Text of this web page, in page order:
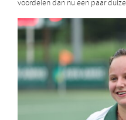
voordelen dan nu een paar